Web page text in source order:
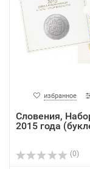
избранное
Словения,
2015 года
(0)